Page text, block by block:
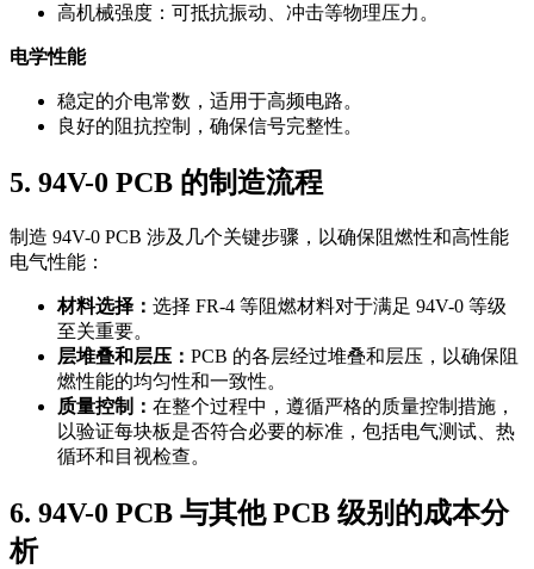
高机械强度：可抵抗振动、冲击等物理压力。
电学性能
稳定的介电常数，适用于高频电路。
良好的阻抗控制，确保信号完整性。
5. 94V-0 PCB 的制造流程
制造 94V-0 PCB 涉及几个关键步骤，以确保阻燃性和高性能
电气性能：
材料选择： 选择 FR-4 等阻燃材料对于满足 94V-0 等级
至关重要。
层堆叠和层压： PCB 的各层经过堆叠和层压，以确保阻
燃性能的均匀性和一致性。
质量控制： 在整个过程中，遵循严格的质量控制措施，
以验证每块板是否符合必要的标准，包括电气测试、热
循环和目视检查。
6. 94V-0 PCB 与其他 PCB 级别的成本分
析